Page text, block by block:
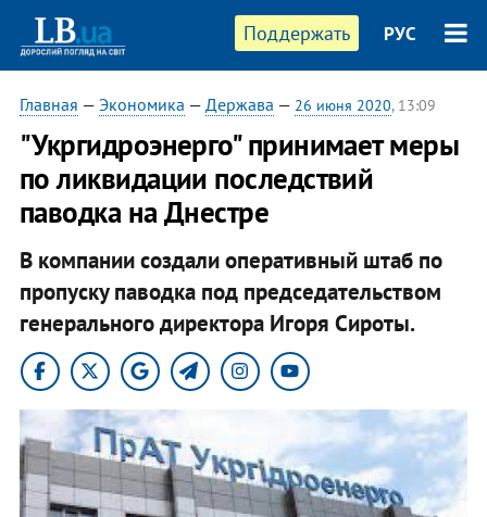
Поддержать РУС
Главная — Экономика — Держава — 26 июня 2020, 13:09
"Укргидроэнерго" принимает меры
по ликвидации последствий
паводка на Днестре
В компании создали оперативный штаб по
пропуску паводка под председательством
генерального директора Игоря Сироты.